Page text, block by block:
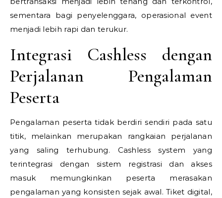
sementara bagi penyelenggara, operasional event
menjadi lebih rapi dan terukur.
Integrasi Cashless dengan
Perjalanan Pengalaman
Peserta
Pengalaman peserta tidak berdiri sendiri pada satu
titik, melainkan merupakan rangkaian perjalanan
yang saling terhubung. Cashless system yang
terintegrasi dengan sistem registrasi dan akses
masuk memungkinkan peserta merasakan
pengalaman yang konsisten sejak awal. Tiket digital,